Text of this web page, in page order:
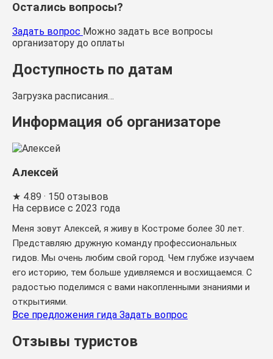
Остались вопросы?
Задать вопрос Можно задать все вопросы
организатору до оплаты
Доступность по датам
Загрузка расписания…
Информация об организаторе
Алексей
★ 4.89 · 150 отзывов
На сервисе с 2023 года
Меня зовут Алексей, я живу в Костроме более 30 лет.
Представляю дружную команду профессиональных
гидов. Мы очень любим свой город. Чем глубже изучаем
его историю, тем больше удивляемся и восхищаемся. С
радостью поделимся с вами накопленными знаниями и
открытиями.
Все предложения гида Задать вопрос
Отзывы туристов